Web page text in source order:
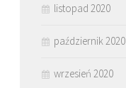
listopad 2020
październik 2020
wrzesień 2020